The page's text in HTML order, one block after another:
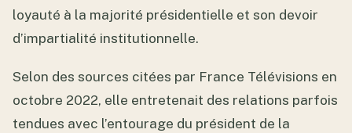
loyauté à la majorité présidentielle et son devoir
d’impartialité institutionnelle.
Selon des sources citées par France Télévisions en
octobre 2022, elle entretenait des relations parfois
tendues avec l’entourage du président de la